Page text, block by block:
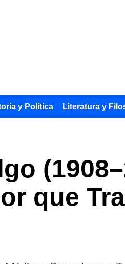
y Política Literatura y
que